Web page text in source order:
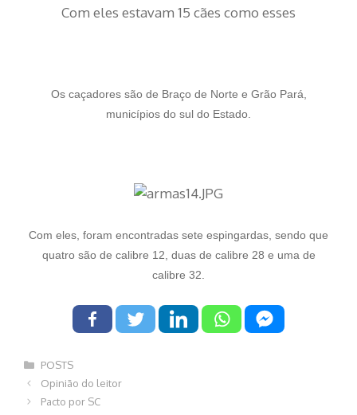
Com eles estavam 15 cães como esses
Os caçadores são de Braço de Norte e Grão Pará,
municípios do sul do Estado.
Com eles, foram encontradas sete espingardas, sendo que
quatro são de calibre 12, duas de calibre 28 e uma de
calibre 32.
Categorias
POSTS
Navegação
de
Opinião do leitor
Pacto por SC